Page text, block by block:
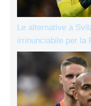
Le alternative a
irrinunciabile per la